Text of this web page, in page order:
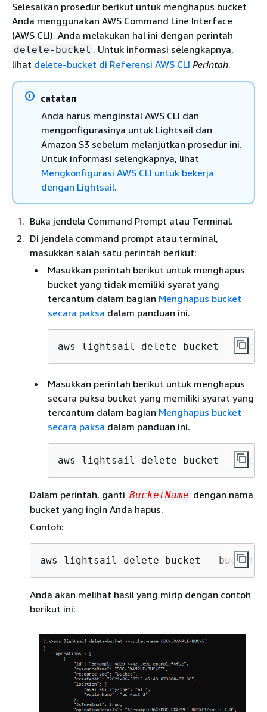
Selesaikan prosedur berikut untuk menghapus bucket
Anda menggunakan AWS Command Line Interface
(AWS CLI). Anda melakukan hal ini dengan perintah
delete-bucket . Untuk informasi selengkapnya,
lihat delete-bucket di Referensi AWS CLI Perintah.
catatan
Anda harus menginstal AWS CLI dan
mengonfigurasinya untuk Lightsail dan
Amazon S3 sebelum melanjutkan prosedur ini.
Untuk informasi selengkapnya, lihat
Mengkonfigurasi AWS CLI untuk bekerja
dengan Lightsail.
Buka jendela Command Prompt atau Terminal.
Di jendela command prompt atau terminal,
masukkan salah satu perintah berikut:
Masukkan perintah berikut untuk menghapus
bucket yang tidak memiliki syarat yang
tercantum dalam bagian Menghapus bucket
secara paksa dalam panduan ini.
aws lightsail delete-bucket --
Masukkan perintah berikut untuk menghapus
secara paksa bucket yang memiliki syarat yang
tercantum dalam bagian Menghapus bucket
secara paksa dalam panduan ini.
aws lightsail delete-bucket --
Dalam perintah, ganti BucketName dengan nama
bucket yang ingin Anda hapus.
Contoh:
aws lightsail delete-bucket --bucket-
Anda akan melihat hasil yang mirip dengan contoh
berikut ini: